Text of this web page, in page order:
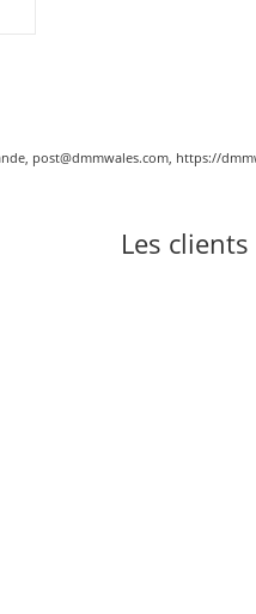
post@dmmwales.com, https://
Les